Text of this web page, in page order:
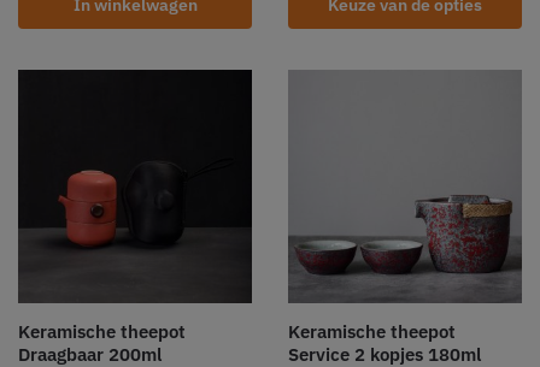
In winkelwagen Keuze van de opties
Keramische theepot
Draagbaar 200ml
Keramische theepot
Service 2 kopjes 180ml